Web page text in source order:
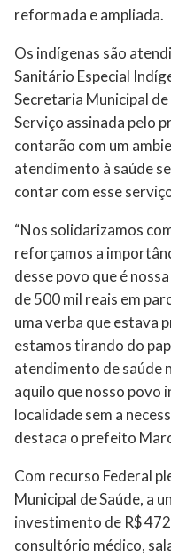
reformada e ampliada.
Os indígenas são
Sanitário Especial
Secretaria Municipal
Serviço assinada pelo
contarão com um
atendimento à saúde
contar com esse
“Nos solidarizamos
reforçamos a
desse povo que é
de 500 mil reais em
uma verba que estava
estamos tirando do
atendimento de saúde
aquilo que nosso povo
localidade sem a
destaca o prefeito
Com recurso Federal
Municipal de Saúde, a
investimento de R$
consultório médico,